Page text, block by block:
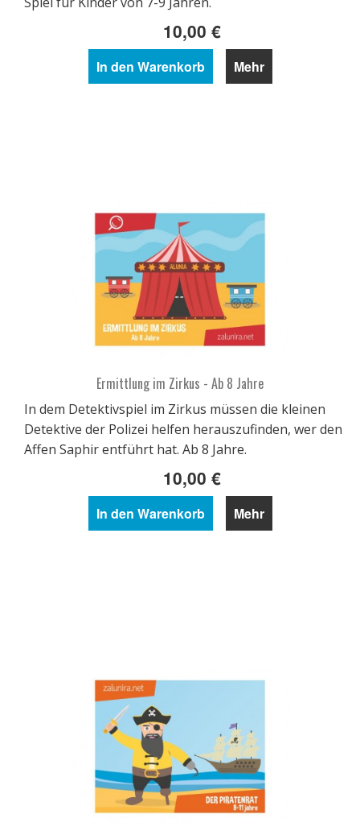
10,00 €
In den Warenkorb Mehr
Ermittlung im Zirkus - Ab 8 Jahre
In dem Detektivspiel im Zirkus müssen die kleinen
Detektive der Polizei helfen herauszufinden, wer den
Affen Saphir entführt hat. Ab 8 Jahre.
10,00 €
In den Warenkorb Mehr